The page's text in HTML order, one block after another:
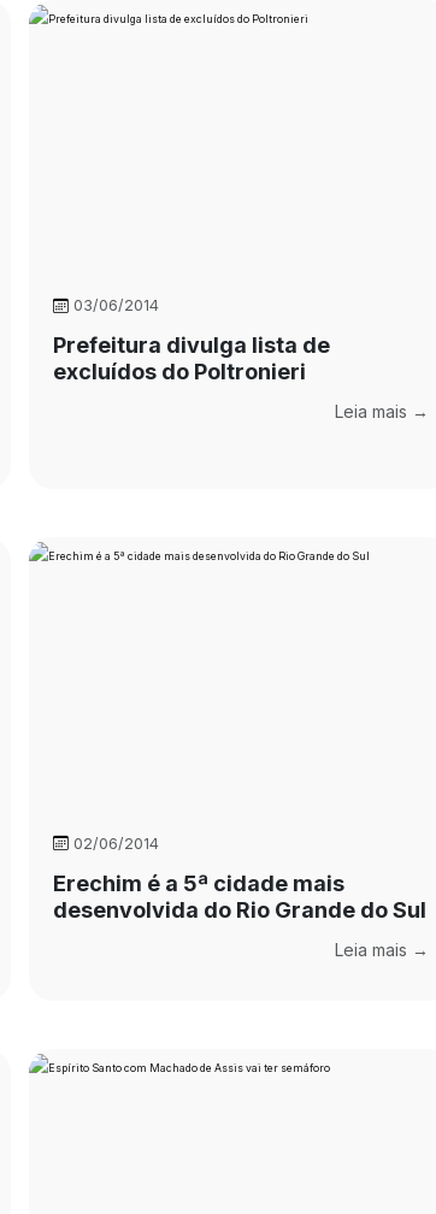
03/06/2014
Prefeitura divulga lista de
excluídos do Poltronieri
Leia mais →
02/06/2014
Erechim é a 5ª cidade mais
desenvolvida do Rio Grande do Sul
Leia mais →